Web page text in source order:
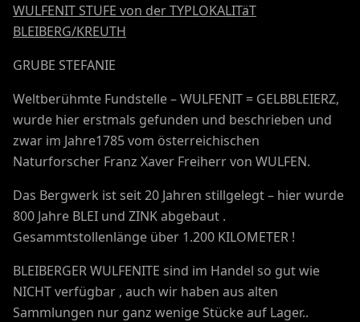
WULFENIT STUFE von der TYPLOKALITäT
BLEIBERG/KREUTH
GRUBE STEFANIE
Weltberühmte Fundstelle – WULFENIT = GELBBLEIERZ,
wurde hier erstmals gefunden und beschrieben und
zwar im Jahre1785 vom österreichischen
Naturforscher Franz Xaver Freiherr von WULFEN.
Das Bergwerk ist seit 20 Jahren stillgelegt – hier wurde
800 Jahre BLEI und ZINK abgebaut .
Gesammtstollenlänge über 1.200 KILOMETER !
BLEIBERGER WULFENITE sind im Handel so gut wie
NICHT verfügbar , auch wir haben aus alten
Sammlungen nur ganz wenige Stücke auf Lager..